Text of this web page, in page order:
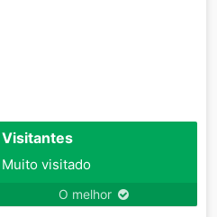
Visitantes
Muito visitado
O melhor